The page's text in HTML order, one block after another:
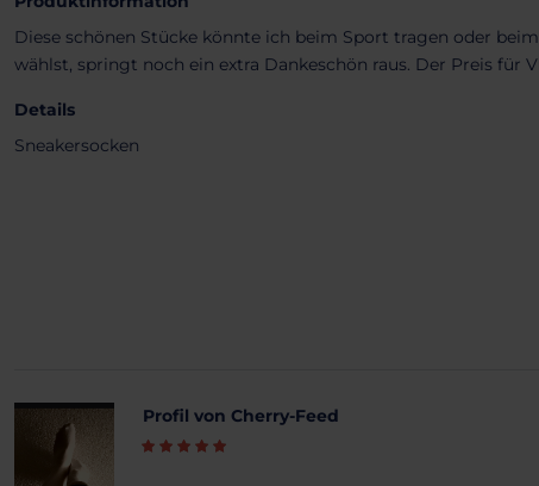
Diese schönen Stücke könnte ich beim Sport tragen oder
wählst, springt noch ein extra Dankeschön raus. Der Preis für
Details
Sneakersocken
Profil von Cherry-Feed